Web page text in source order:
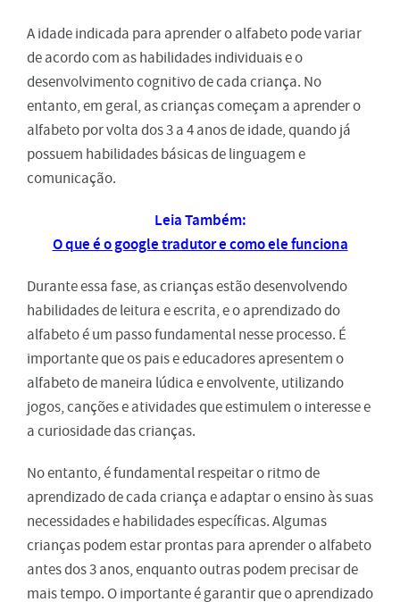
A idade indicada para aprender o alfabeto pode variar
de acordo com as habilidades individuais e o
desenvolvimento cognitivo de cada criança. No
entanto, em geral, as crianças começam a aprender o
alfabeto por volta dos 3 a 4 anos de idade, quando já
possuem habilidades básicas de linguagem e
comunicação.
Leia Também:
O que é o google tradutor e como ele funciona
Durante essa fase, as crianças estão desenvolvendo
habilidades de leitura e escrita, e o aprendizado do
alfabeto é um passo fundamental nesse processo. É
importante que os pais e educadores apresentem o
alfabeto de maneira lúdica e envolvente, utilizando
jogos, canções e atividades que estimulem o interesse e
a curiosidade das crianças.
No entanto, é fundamental respeitar o ritmo de
aprendizado de cada criança e adaptar o ensino às suas
necessidades e habilidades específicas. Algumas
crianças podem estar prontas para aprender o alfabeto
antes dos 3 anos, enquanto outras podem precisar de
mais tempo. O importante é garantir que o aprendizado